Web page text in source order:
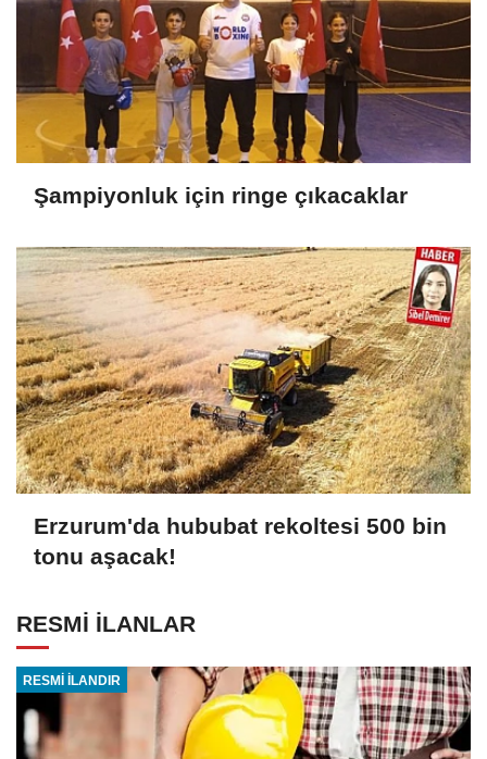
Şampiyonluk için ringe çıkacaklar
Erzurum'da hububat rekoltesi 500 bin
tonu aşacak!
RESMİ İLANLAR
RESMİ İLANDIR